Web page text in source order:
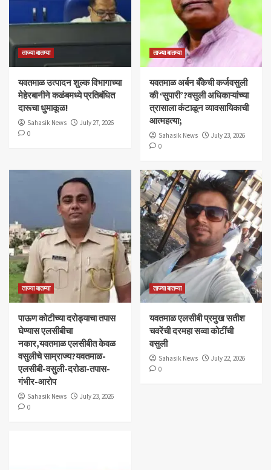
ताज्या बातम्या
यवतमाळ उत्पादन शुल्क विभागाच्या
मेहेरबानीने कळंबमध्ये प्रतिबंधित
दारूचा धुमाकूळ!
Sahasik News
July 27, 2026
0
ताज्या बातम्या
​यवतमाळ अर्बन बँकेची कर्जवसुली
की ‘सुपारी’?वसुली अधिकाऱ्यांच्या
त्रासाला कंटाळून व्यावसायिकाची
आत्महत्या;
Sahasik News
July 23, 2026
0
ताज्या बातम्या
पाऊण कोटीच्या दरोड्याचा तपास
घेण्यास एलसीबीचा
नकार,यवतमाळ एलसीबीत केवळ
वसुलीचे साम्राज्य?यवतमाळ-
एलसीबी-वसुली-दरोडा-तपास-
गंभीर-आरोप
Sahasik News
July 23, 2026
0
ताज्या बातम्या
यवतमाळ एलसीबी प्रमुख सतीश
चवरेंची दरमहा सव्वा कोटींची
वसुली
Sahasik News
July 22, 2026
0